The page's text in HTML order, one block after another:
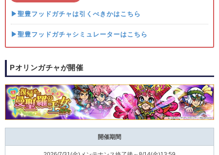
▶聖豊フッドガチャは引くべきかはこちら
▶聖豊フッドガチャシミュレーターはこちら
Pオリンガチャが開催
開催期間